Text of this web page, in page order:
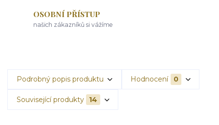
OSOBNÍ PŘÍSTUP
našich zákazníků si vážíme
Podrobný popis produktu Hodnocení 0
Související produkty 14